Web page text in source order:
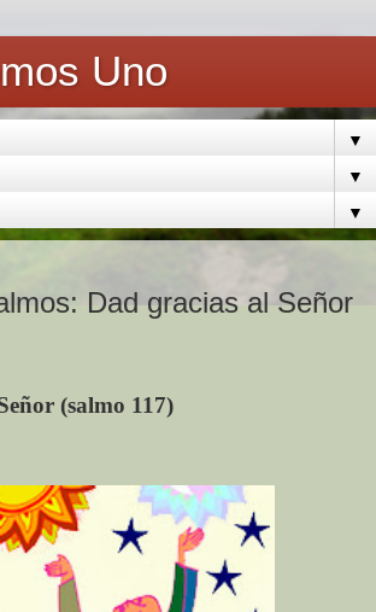
Uno
▼
▼
▼
Dad gracias al Señor
(salmo 117)